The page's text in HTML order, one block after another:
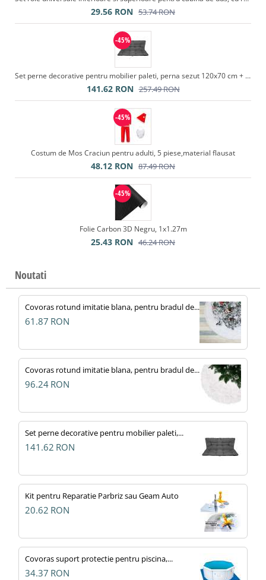
29.56 RON 53.74RON
-45%
Set perne decorative pentru mobilier paleti, perna sezut 120x70 cm + perna spate 120x40 cm, culoare gri
141.62 RON 257.49RON
-45%
Costum de Mos Craciun pentru adulti, 5 piese,material flausat
48.12 RON 87.49RON
-45%
Folie Carbon 3D Negru, 1x1.27m
25.43 RON 46.24RON
Noutati
Covoras rotund imitatie blana, pentru bradul de...
61.87 RON
Covoras rotund imitatie blana, pentru bradul de...
96.24 RON
Set perne decorative pentru mobilier paleti,...
141.62 RON
Kit pentru Reparatie Parbriz sau Geam Auto
20.62 RON
Covoras suport protectie pentru piscina,...
34.37 RON